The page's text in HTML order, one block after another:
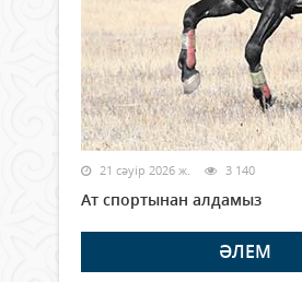
21 сәуір 2026 ж. 3 140
Ат спортынан алдамыз
ӘЛЕМ